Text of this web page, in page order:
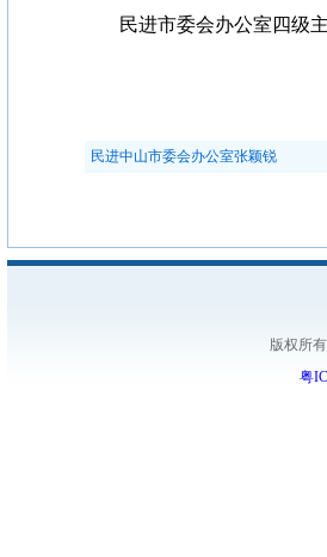
民进市委会办公室四级
民进中山市委会办公室张颖锐
版权所
粤